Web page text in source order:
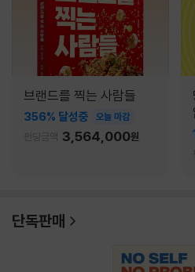
브랜드를 찍는 사람들
356% 달성중 오늘 마감
펀딩금액 3,564,000원
단독판매